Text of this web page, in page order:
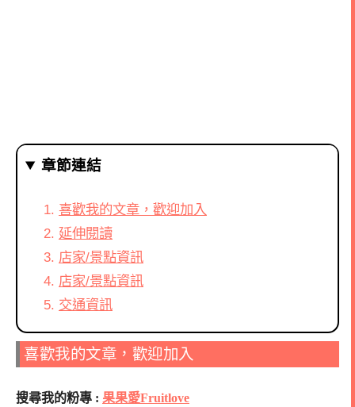
章節連結
喜歡我的文章，歡迎加入
延伸閱讀
店家/景點資訊
店家/景點資訊
交通資訊
喜歡我的文章，歡迎加入
搜尋我的粉專 : 果果愛Fruitlove